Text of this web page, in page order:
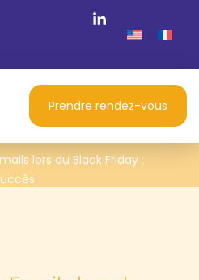
Prendre rendez-vous
lors du Black Friday :